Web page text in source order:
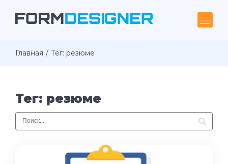
Главная Тег: резюме
Тег: резюме